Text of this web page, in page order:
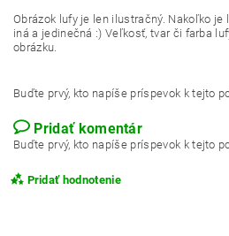
Obrázok lufy je len ilustračný. Nakoľko je
iná a jedinečná :) Veľkosť, tvar či farba
obrázku.
Buďte prvý, kto napíše príspevok k tejto
Pridať komentár
Buďte prvý, kto napíše príspevok k tejto
Pridať hodnotenie